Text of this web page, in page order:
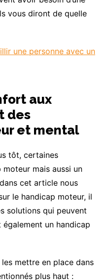
vous diront de quelle
une personne avec un
aux
des
et mental
tôt, certaines
mais aussi un
cet article nous
le handicap moteur, il
solutions qui peuvent
un handicap
mettre en place dans
plus haut :